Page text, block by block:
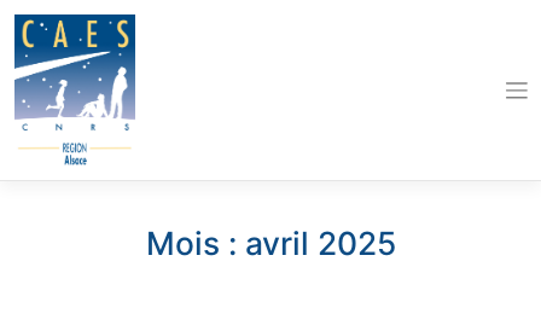
content
Mois : avril 2025